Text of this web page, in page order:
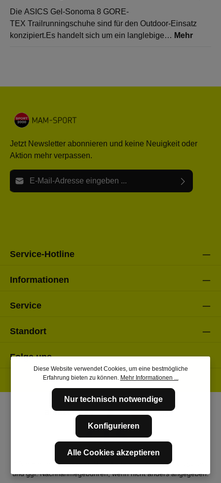
Die ASICS Gel-Sonoma 8 GORE-
TEX Trailrunningschuhe sind für den Outdoor-Einsatz
konzipiert.Es handelt sich um ein langlebige… Mehr
Jetzt Newsletter abonnieren und keine Neuigkeit oder
Aktion mehr verpassen.
E-Mail-Adresse*
Service-Hotline
Informationen
Service
Standort
Folge uns
* Alle Preise inkl. gesetzl. Mehrwertsteuer zzgl.Versandkosten
und ggf. Nachnahmegebühren, wenn nicht anders angegeben.
Diese Website verwendet Cookies, um eine bestmögliche
Erfahrung bieten zu können. Mehr Informationen ...
Nur technisch notwendige
Konfigurieren
Alle Cookies akzeptieren